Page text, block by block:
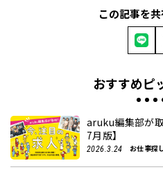
この記事を共
おすすめピ
aruku編集部が
7月版】
2026.3.24 お仕事探